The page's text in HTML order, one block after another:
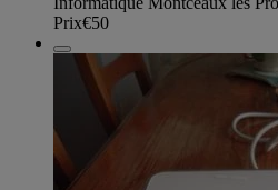
Prix€50